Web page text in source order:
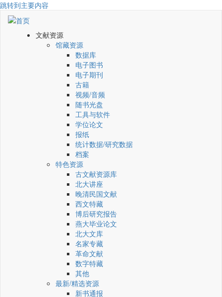
跳转到主要内容
文献资源
馆藏资源
数据库
电子图书
电子期刊
古籍
视频/音频
随书光盘
工具与软件
学位论文
报纸
统计数据/研究数据
档案
特色资源
古文献资源库
北大讲座
晚清民国文献
西文特藏
博后研究报告
燕大毕业论文
北大文库
名家专藏
革命文献
数字特藏
其他
最新/精选资源
新书通报